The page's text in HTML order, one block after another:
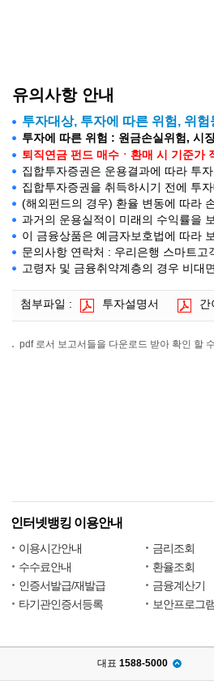
유의사항 안내
투자대상, 투자에 따른 위험, 위
투자에 따른 위험 : 원금손실위험, 시
퇴직연금 펀드 매수ㆍ환매 시 기준가
집합투자증권은 운용결과에 따라 투
집합투자증권을 취득하시기 전에 투
(해외펀드의 경우) 환율 변동에 따라
과거의 운용실적이 미래의 수익률을
이 금융상품은 예금자보호법에 따라
문의사항 연락처 : 우리은행 스마트
고령자 및 금융취약계층의 경우 비
첨부파일 : 투자설명서 간
pdf 로서 보고서들을 다운로드 받아 확인 할
인터넷뱅킹 이용안내
이용시간안내
금리조회
수수료안내
환율조회
인증서발급/재발급
금융계산기
타기관인증서등록
보안프로그
대표 1588-5000